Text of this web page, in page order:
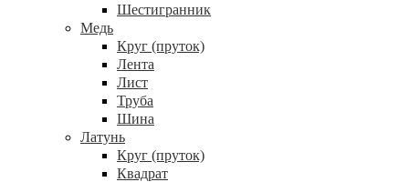
Шестигранник
Медь
Круг (пруток)
Лента
Лист
Труба
Шина
Латунь
Круг (пруток)
Квадрат